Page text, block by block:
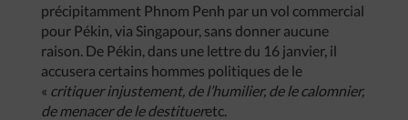
précipitamment Phnom Penh par un vol commercial
pour Pékin, via Singapour, sans donner aucune
raison. De Pékin, dans une lettre du 16 janvier, il
accusera certains hommes politiques de le
« critiquer injustement, de l’humilier, de le calomnier,
de menacer de le destitueretc.